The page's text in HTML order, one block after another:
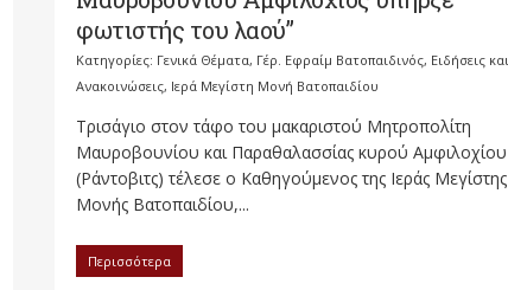
φωτιστής του λαού”
Κατηγορίες: Γενικά Θέματα, Γέρ. Εφραίμ Βατοπαιδινός, Ειδήσεις και
Ανακοινώσεις, Ιερά Μεγίστη Μονή Βατοπαιδίου
Τρισάγιο στον τάφο του μακαριστού Μητροπολίτη
Μαυροβουνίου και Παραθαλασσίας κυρού Αμφιλοχίου
(Ράντοβιτς) τέλεσε ο Καθηγούμενος της Ιεράς Μεγίστης
Μονής Βατοπαιδίου,...
Περισσότερα